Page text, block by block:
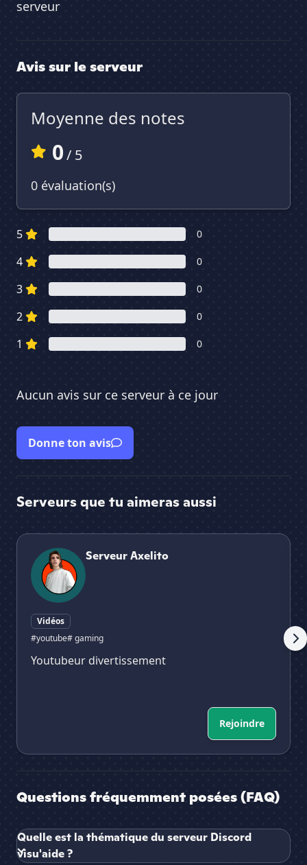
serveur
Avis sur le serveur
Moyenne des notes
0/ 5
0 évaluation(s)
5 0
4 0
3 0
2 0
1 0
Aucun avis sur ce serveur à ce jour
Donne ton avis
Serveurs que tu aimeras aussi
Serveur Axelito
Serveur Axelito
Vidéos
#youtube# gaming
Youtubeur divertissement
Rejoindre
Questions fréquemment posées (FAQ)
Quelle est la thématique du serveur Discord
visu'aide ?